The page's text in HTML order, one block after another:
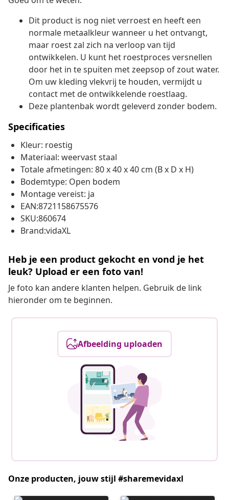
Dit product is nog niet verroest en heeft een
normale metaalkleur wanneer u het ontvangt,
maar roest zal zich na verloop van tijd
ontwikkelen. U kunt het roestproces versnellen
door het in te spuiten met zeepsop of zout water.
Om uw kleding vlekvrij te houden, vermijdt u
contact met de ontwikkelende roestlaag.
Deze plantenbak wordt geleverd zonder bodem.
Specificaties
Kleur: roestig
Materiaal: weervast staal
Totale afmetingen: 80 x 40 x 40 cm (B x D x H)
Bodemtype: Open bodem
Montage vereist: ja
EAN:8721158675576
SKU:860674
Brand:vidaXL
Heb je een product gekocht en vond je het
leuk? Upload er een foto van!
Je foto kan andere klanten helpen. Gebruik de link
hieronder om te beginnen.
Afbeelding uploaden
Onze producten, jouw stijl #sharemevidaxl